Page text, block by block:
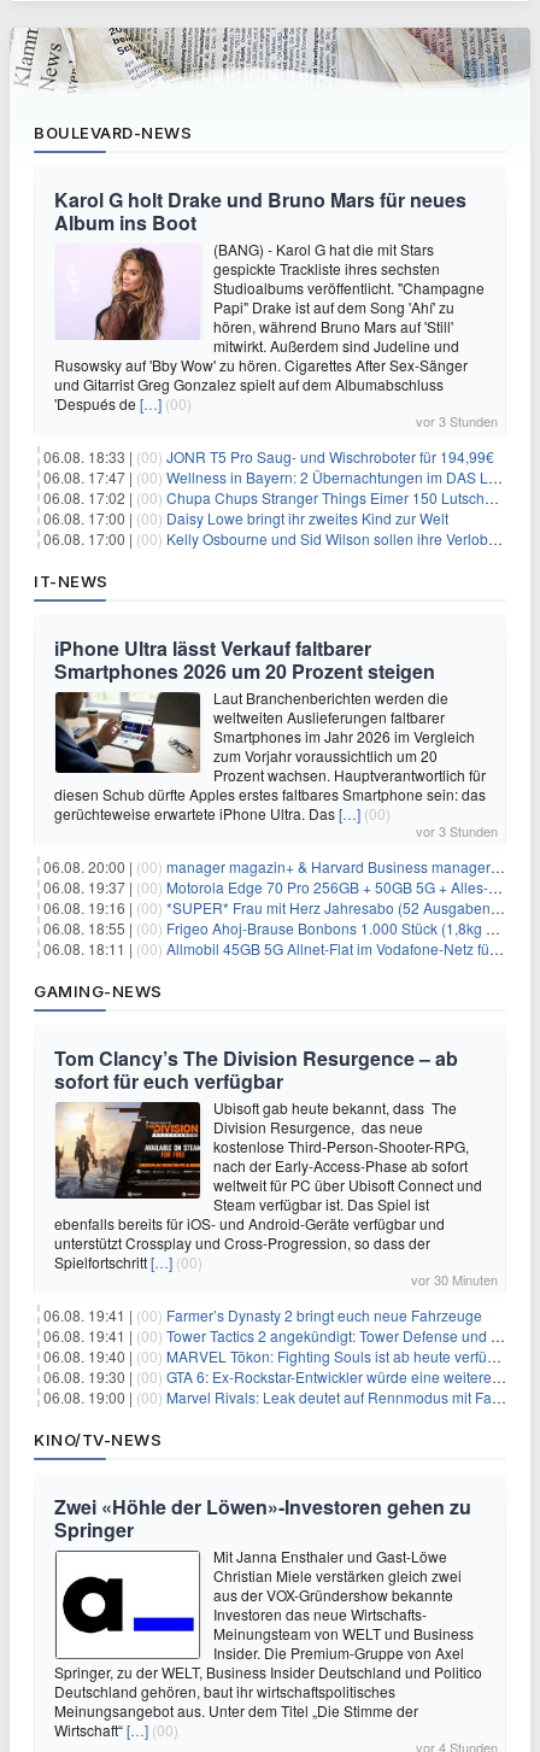
BOULEVARD-NEWS
Karol G holt Drake und Bruno Mars für neues
Album ins Boot
(BANG) - Karol G hat die mit Stars
gespickte Trackliste ihres sechsten
Studioalbums veröffentlicht. "Champagne
Papi" Drake ist auf dem Song 'Ahí' zu
hören, während Bruno Mars auf 'Still'
mitwirkt. Außerdem sind Judeline und
Rusowsky auf 'Bby Wow' zu hören. Cigarettes After Sex-Sänger
und Gitarrist Greg Gonzalez spielt auf dem Albumabschluss
'Después de […] (00)
vor 3 Stunden
06.08. 18:33 | (00) JONR T5 Pro Saug- und Wischroboter für 194,99€
06.08. 17:47 | (00) Wellness in Bayern: 2 Übernachtungen im DAS LUDWIG Sports Resort inkl. HP + Wellness ab 174€ p.P.
06.08. 17:02 | (00) Chupa Chups Stranger Things Eimer 150 Lutscher für 21,95€
06.08. 17:00 | (00) Daisy Lowe bringt ihr zweites Kind zur Welt
06.08. 17:00 | (00) Kelly Osbourne und Sid Wilson sollen ihre Verlobung gelöst haben
IT-NEWS
iPhone Ultra lässt Verkauf faltbarer
Smartphones 2026 um 20 Prozent steigen
Laut Branchenberichten werden die
weltweiten Auslieferungen faltbarer
Smartphones im Jahr 2026 im Vergleich
zum Vorjahr voraussichtlich um 20
Prozent wachsen. Hauptverantwortlich für
diesen Schub dürfte Apples erstes faltbares Smartphone sein: das
gerüchteweise erwartete iPhone Ultra. Das[…] (00)
vor 3 Stunden
06.08. 20:00 | (00) manager magazin+ & Harvard Business manager+ Digital-Kombi-Abo 1 Monat kostenlos
06.08. 19:37 | (00) Motorola Edge 70 Pro 256GB + 50GB 5G + Alles-Flat im Vodafone-Netz für 19,99€/Monat – eff. 0,61€/Monat
06.08. 19:16 | (00) *SUPER* Frau mit Herz Jahresabo (52 Ausgaben) für 161,40€ + bis zu 150€ Prämie
06.08. 18:55 | (00) Frigeo Ahoj-Brause Bonbons 1.000 Stück (1,8kg Eimer) für 6,29€
06.08. 18:11 | (00) Allmobil 45GB 5G Allnet-Flat im Vodafone-Netz für eff. 5,91€/Monat dank 50€ Wechselbonus + 0€ AG
GAMING-NEWS
Tom Clancy’s The Division Resurgence – ab
sofort für euch verfügbar
Ubisoft gab heute bekannt, dass The
Division Resurgence, das neue
kostenlose Third-Person-Shooter-RPG,
nach der Early-Access-Phase ab sofort
weltweit für PC über Ubisoft Connect und
Steam verfügbar ist. Das Spiel ist
ebenfalls bereits für iOS- und Android-Geräte verfügbar und
unterstützt Crossplay und Cross-Progression, so dass der
Spielfortschritt[…] (00)
vor 30 Minuten
06.08. 19:41 | (00) Farmer’s Dynasty 2 bringt euch neue Fahrzeuge
06.08. 19:41 | (00) Tower Tactics 2 angekündigt: Tower Defense und Deckbuilding Kombo kehrt zurück
06.08. 19:40 | (00) MARVEL Tōkon: Fighting Souls ist ab heute verfügbar
06.08. 19:30 | (00) GTA 6: Ex-Rockstar-Entwickler würde eine weitere Verschiebung nicht überraschen
06.08. 19:00 | (00) Marvel Rivals: Leak deutet auf Rennmodus mit Fahrzeugen hin
KINO/TV-NEWS
Zwei «Höhle der Löwen»-Investoren gehen zu
Springer
Mit Janna Ensthaler und Gast-Löwe
Christian Miele verstärken gleich zwei
aus der VOX-Gründershow bekannte
Investoren das neue Wirtschafts-
Meinungsteam von WELT und Business
Insider. Die Premium-Gruppe von Axel
Springer, zu der WELT, Business Insider Deutschland und Politico
Deutschland gehören, baut ihr wirtschaftspolitisches
Meinungsangebot aus. Unter dem Titel „Die Stimme der
Wirtschaft“[…] (00)
vor 4 Stunden